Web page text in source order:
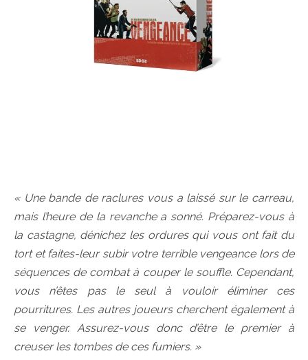
« Une bande de raclures vous a laissé sur le carreau,
mais l’heure de la revanche a sonné. Préparez-vous à
la castagne, dénichez les ordures qui vous ont fait du
tort et faites-leur subir votre terrible vengeance lors de
séquences de combat à couper le souffle. Cependant,
vous n’êtes pas le seul à vouloir éliminer ces
pourritures. Les autres joueurs cherchent également à
se venger. Assurez-vous donc d’être le premier à
creuser les tombes de ces fumiers. »